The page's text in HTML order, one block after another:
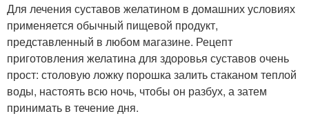
Для лечения суставов желатином в домашних условиях
применяется обычный пищевой продукт,
представленный в любом магазине. Рецепт
приготовления желатина для здоровья суставов очень
прост: столовую ложку порошка залить стаканом теплой
воды, настоять всю ночь, чтобы он разбух, а затем
принимать в течение дня.